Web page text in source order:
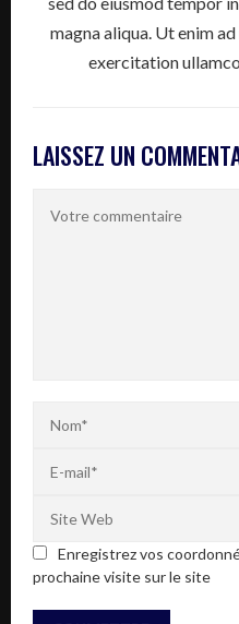
magna aliqua. Ut enim
exercitation
LAISSEZ UN
Enregistrez vos
prochaine visite sur le site